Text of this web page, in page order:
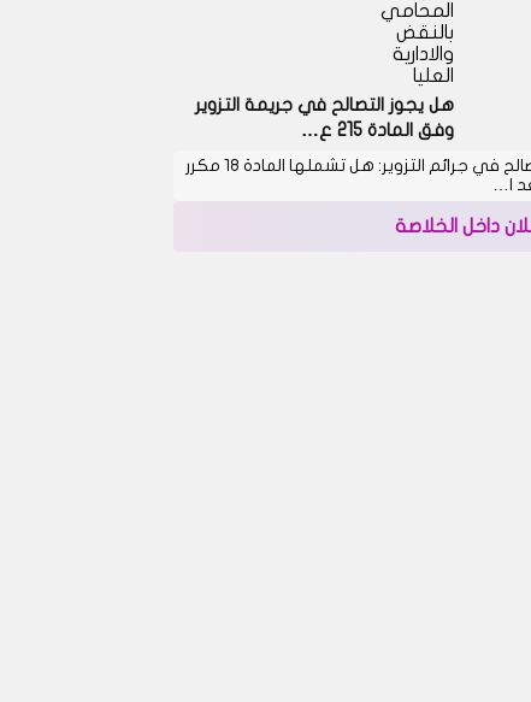
المحامي
بالنقض
والادارية
العليا
هل يجوز التصالح في جريمة التزوير
وفق المادة 215 ع…
التصالح في جرائم التزوير: هل تشملها المادة 18 مكرر
ا…
داخل الخلاصة